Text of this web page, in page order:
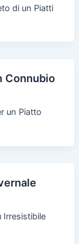
di un Piatti
Connubio
un Piatto
Irresistibile